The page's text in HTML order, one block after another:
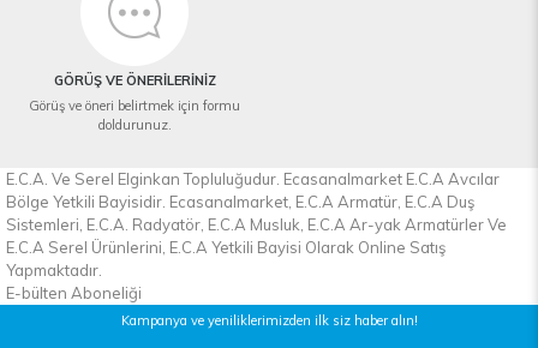
GÖRÜŞ VE ÖNERİLERİNİZ
Görüş ve öneri belirtmek için formu
doldurunuz.
E.C.A. Ve Serel Elginkan Topluluğudur. Ecasanalmarket E.C.A Avcılar
Bölge Yetkili Bayisidir. Ecasanalmarket, E.C.A Armatür, E.C.A Duş
Sistemleri, E.C.A. Radyatör, E.C.A Musluk, E.C.A Ar-yak Armatürler Ve
E.C.A Serel Ürünlerini, E.C.A Yetkili Bayisi Olarak Online Satış
Yapmaktadır.
E-bülten Aboneliği
Kampanya ve yeniliklerimizden ilk siz haber alın!